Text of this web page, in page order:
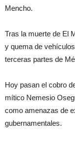
Mencho.
Tras la muerte de El
y quema de
terceras partes de
Hoy pasan el cobro
mítico Nemesio
como amenazas de
gubernamentales.